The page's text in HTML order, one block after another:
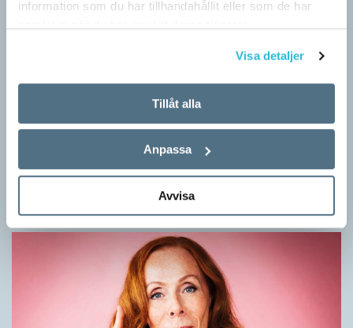
information som du har tillhandahållit eller som de har
Visa detaljer
Tillåt alla
Anpassa
Avvisa
Mesen är ingen fegis
precis och inte heller någon oxe, trots namnet. Att den kallas